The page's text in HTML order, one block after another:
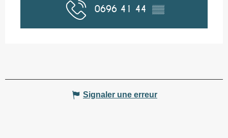
0696 41 44 ▒▒
Signaler une erreur